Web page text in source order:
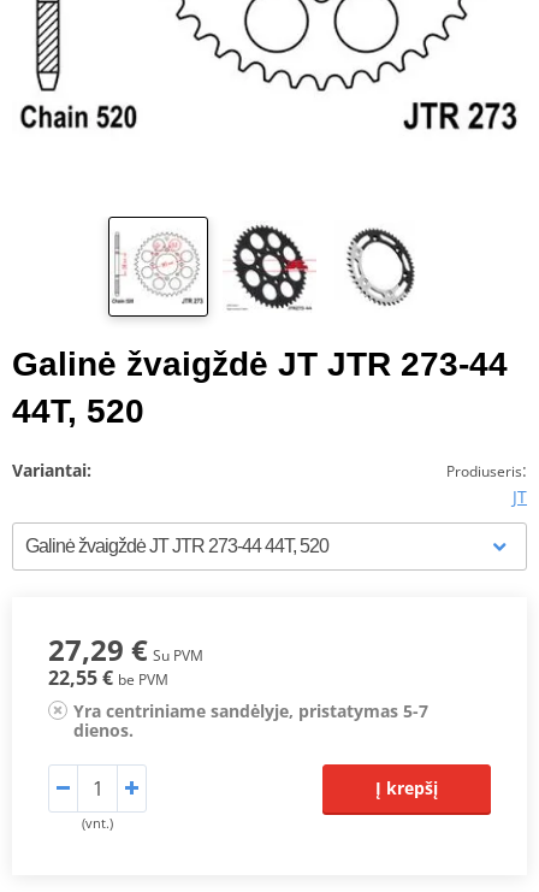
Galinė žvaigždė JT JTR 273-44
44T, 520
Prodiuseris:
JT
Variantai:
27,29 € Su PVM
22,55 € be PVM
Yra centriniame sandėlyje, pristatymas 5-7
dienos.
(vnt.)
Į krepšį